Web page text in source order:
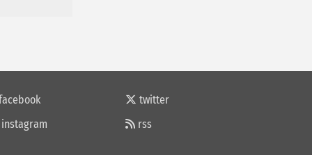
twitter
instagram
rss